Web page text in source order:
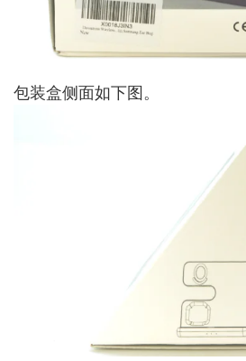
包装盒侧面如下图。